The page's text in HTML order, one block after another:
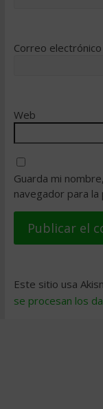
Correo electrónico
Web
Guarda mi
navegador para
Este sitio usa
se procesan los